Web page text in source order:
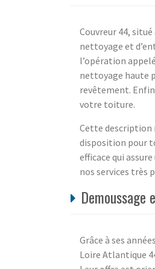
Couvreur 44,
nettoyage et
l’opération
nettoyage haute
revêtement.
votre toiture.
Cette description
disposition pour
efficace qui
nos services très
Grâce à ses
Loire Atlantique